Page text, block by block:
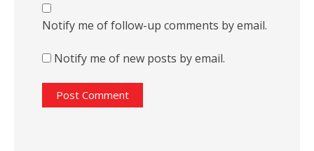
Notify me of follow-up comments by email.
Notify me of new posts by email.